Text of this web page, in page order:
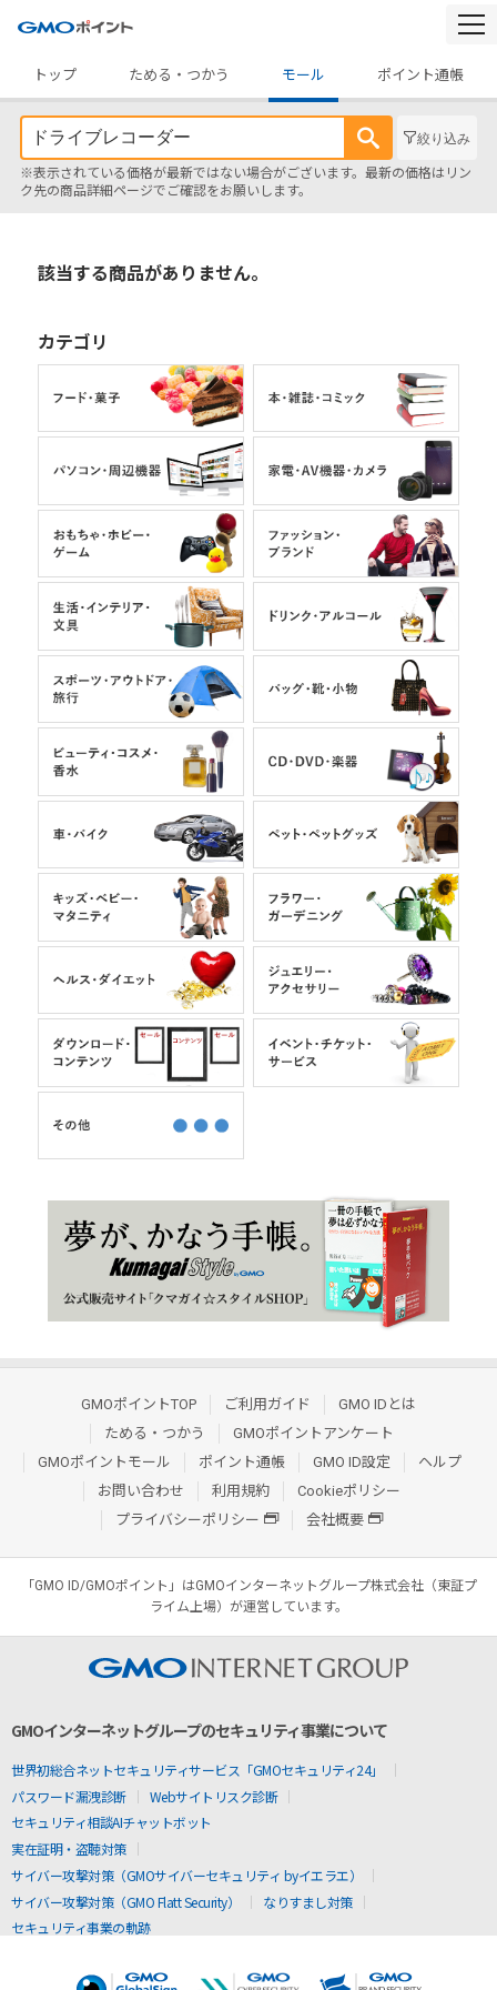
トップ
ためる・つかう モール ポイント通帳
絞り込み
※表示されている価格が最新ではない場合がございます。最新の価格はリン
ク先の商品詳細ページでご確認をお願いします。
該当する商品がありません。
カテゴリ
GMOポイントTOP ご利用ガイド
GMO IDとは
ためる・つかう
GMOポイントアンケート
GMOポイントモール
ポイント通帳 GMO ID設定
ヘルプ
お問い合わせ
利用規約
Cookieポリシー
プライバシーポリシー
会社概要
「GMO ID/GMOポイント」はGMOインターネットグループ株式会社（東証プ
ライム上場）が運営しています。
GMOインターネットグループのセキュリティ事業について
世界初総合ネットセキュリティサービス「GMOセキュリティ24」
パスワード漏洩診断
Webサイトリスク診断
セキュリティ相談AIチャットボット
実在証明・盗聴対策
サイバー攻撃対策（GMOサイバーセキュリティ byイエラエ）
サイバー攻撃対策（GMO Flatt Security）
なりすまし対策
セキュリティ事業の軌跡